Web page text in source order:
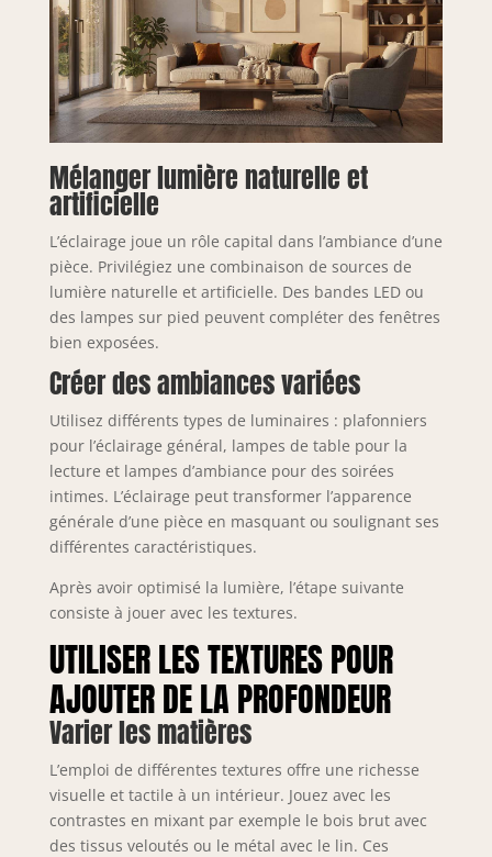
Mélanger lumière naturelle et
artificielle
L’éclairage joue un rôle capital dans l’ambiance d’une
pièce. Privilégiez une combinaison de sources de
lumière naturelle et artificielle. Des bandes LED ou
des lampes sur pied peuvent compléter des fenêtres
bien exposées.
Créer des ambiances variées
Utilisez différents types de luminaires : plafonniers
pour l’éclairage général, lampes de table pour la
lecture et lampes d’ambiance pour des soirées
intimes. L’éclairage peut transformer l’apparence
générale d’une pièce en masquant ou soulignant ses
différentes caractéristiques.
Après avoir optimisé la lumière, l’étape suivante
consiste à jouer avec les textures.
UTILISER LES TEXTURES POUR
AJOUTER DE LA PROFONDEUR
Varier les matières
L’emploi de différentes textures offre une richesse
visuelle et tactile à un intérieur. Jouez avec les
contrastes en mixant par exemple le bois brut avec
des tissus veloutés ou le métal avec le lin. Ces